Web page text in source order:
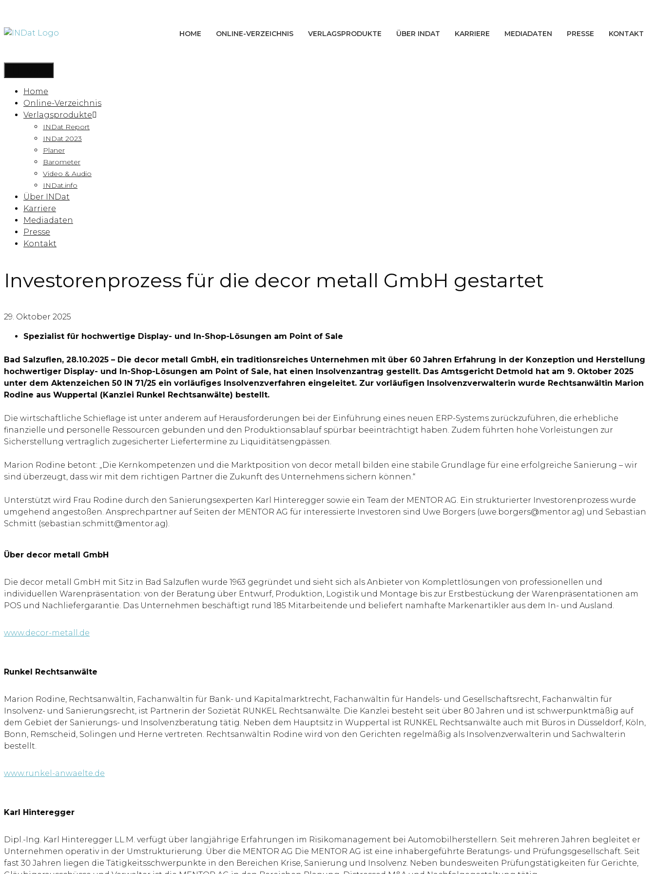
HOME ONLINE-VERZEICHNIS VERLAGSPRODUKTE ÜBER INDAT KARRIERE MEDIADATEN PRESSE KONTAKT
Home
Online-Verzeichnis
Verlagsprodukte
INDat Report
INDat 2023
Planer
Barometer
Video & Audio
INDat.info
Über INDat
Karriere
Mediadaten
Presse
Kontakt
Investorenprozess für die decor metall GmbH gestartet
29. Oktober 2025
Spezialist für hochwertige Display- und In-Shop-Lösungen am Point of Sale
Bad Salzuflen, 28.10.2025 – Die decor metall GmbH, ein traditionsreiches Unternehmen mit über 60 Jahren Erfahrung in der Konzeption und Herstellung
hochwertiger Display- und In-Shop-Lösungen am Point of Sale, hat einen Insolvenzantrag gestellt. Das Amtsgericht Detmold hat am 9. Oktober 2025
unter dem Aktenzeichen 50 IN 71/25 ein vorläufiges Insolvenzverfahren eingeleitet. Zur vorläufigen Insolvenzverwalterin wurde Rechtsanwältin Marion
Rodine aus Wuppertal (Kanzlei Runkel Rechtsanwälte) bestellt.
Die wirtschaftliche Schieflage ist unter anderem auf Herausforderungen bei der Einführung eines neuen ERP-Systems zurückzuführen, die erhebliche
finanzielle und personelle Ressourcen gebunden und den Produktionsablauf spürbar beeinträchtigt haben. Zudem führten hohe Vorleistungen zur
Sicherstellung vertraglich zugesicherter Liefertermine zu Liquiditätsengpässen.
Marion Rodine betont: „Die Kernkompetenzen und die Marktposition von decor metall bilden eine stabile Grundlage für eine erfolgreiche Sanierung – wir
sind überzeugt, dass wir mit dem richtigen Partner die Zukunft des Unternehmens sichern können.“
Unterstützt wird Frau Rodine durch den Sanierungsexperten Karl Hinteregger sowie ein Team der MENTOR AG. Ein strukturierter Investorenprozess wurde
umgehend angestoßen. Ansprechpartner auf Seiten der MENTOR AG für interessierte Investoren sind Uwe Borgers (uwe.borgers@mentor.ag) und Sebastian
Schmitt (sebastian.schmitt@mentor.ag).
Über decor metall GmbH
Die decor metall GmbH mit Sitz in Bad Salzuflen wurde 1963 gegründet und sieht sich als Anbieter von Komplettlösungen von professionellen und
individuellen Warenpräsentation: von der Beratung über Entwurf, Produktion, Logistik und Montage bis zur Erstbestückung der Warenpräsentationen am
POS und Nachliefergarantie. Das Unternehmen beschäftigt rund 185 Mitarbeitende und beliefert namhafte Markenartikler aus dem In- und Ausland.
www.decor-metall.de
Runkel Rechtsanwälte
Marion Rodine, Rechtsanwältin, Fachanwältin für Bank- und Kapitalmarktrecht, Fachanwältin für Handels- und Gesellschaftsrecht, Fachanwältin für
Insolvenz- und Sanierungsrecht, ist Partnerin der Sozietät RUNKEL Rechtsanwälte. Die Kanzlei besteht seit über 80 Jahren und ist schwerpunktmäßig auf
dem Gebiet der Sanierungs- und Insolvenzberatung tätig. Neben dem Hauptsitz in Wuppertal ist RUNKEL Rechtsanwälte auch mit Büros in Düsseldorf, Köln,
Bonn, Remscheid, Solingen und Herne vertreten. Rechtsanwältin Rodine wird von den Gerichten regelmäßig als Insolvenzverwalterin und Sachwalterin
bestellt.
www.runkel-anwaelte.de
Karl Hinteregger
Dipl.-Ing. Karl Hinteregger LL.M. verfügt über langjährige Erfahrungen im Risikomanagement bei Automobilherstellern. Seit mehreren Jahren begleitet er
Unternehmen operativ in der Umstrukturierung. Über die MENTOR AG Die MENTOR AG ist eine inhabergeführte Beratungs- und Prüfungsgesellschaft. Seit
fast 30 Jahren liegen die Tätigkeitsschwerpunkte in den Bereichen Krise, Sanierung und Insolvenz. Neben bundesweiten Prüfungstätigkeiten für Gerichte,